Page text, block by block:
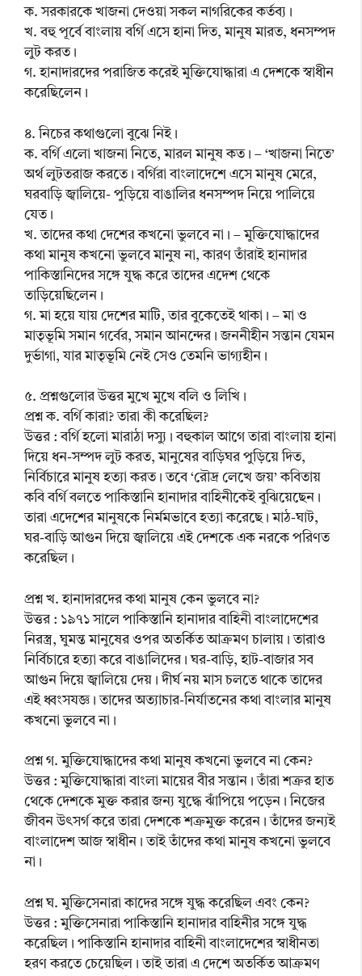
ক. সরকারকে খাজনা দেওয়া সকল নাগরিকের কর্তব্য।
খ. বহু পূর্বে বাংলায় বর্গি এসে হানা দিত, মানুষ মারত, ধনসম্পদ
লুট করত।
গ. হানাদারদের পরাজিত করেই মুক্তিযোদ্ধারা এ দেশকে স্বাধীন
করেছিলেন।
৪. নিচের কথাগুলো বুঝে নিই।
ক. বর্গি এলো খাজনা নিতে, মারল মানুষ কত। – ‘খাজনা নিতে’
অর্থ লুটতরাজ করতে। বর্গিরা বাংলাদেশে এসে মানুষ মেরে,
ঘরবাড়ি জ্বালিয়ে- পুড়িয়ে বাঙালির ধনসম্পদ নিয়ে পালিয়ে
যেত।
খ. তাদের কথা দেশের কখনো ভুলবে না। – মুক্তিযোদ্ধাদের
কথা মানুষ কখনো ভুলবে মানুষ না, কারণ তাঁরাই হানাদার
পাকিস্তানিদের সঙ্গে যুদ্ধ করে তাদের এদেশ থেকে
তাড়িয়েছিলেন।
গ. মা হয়ে যায় দেশের মাটি, তার বুকেতেই থাকা। – মা ও
মাতৃভূমি সমান গর্বের, সমান আনন্দের। জননীহীন সন্তান যেমন
দুর্ভাগা, যার মাতৃভূমি নেই সেও তেমনি ভাগ্যহীন।
৫. প্রশ্নগুলোর উত্তর মুখে মুখে বলি ও লিখি।
প্রশ্ন ক. বর্গি কারা? তারা কী করেছিল?
উত্তর : বর্গি হলো মারাঠা দস্যু। বহুকাল আগে তারা বাংলায় হানা
দিয়ে ধন-সম্পদ লুট করত, মানুষের বাড়িঘর পুড়িয়ে দিত,
নির্বিচারে মানুষ হত্যা করত। তবে ‘রৌদ্র লেখে জয়’ কবিতায়
কবি বর্গি বলতে পাকিস্তানি হানাদার বাহিনীকেই বুঝিয়েছেন।
তারা এদেশের মানুষকে নির্মমভাবে হত্যা করেছে। মাঠ-ঘাট,
ঘর-বাড়ি আগুন দিয়ে জ্বালিয়ে এই দেশকে এক নরকে পরিণত
করেছিল।
প্রশ্ন খ. হানাদারদের কথা মানুষ কেন ভুলবে না?
উত্তর : ১৯৭১ সালে পাকিস্তানি হানাদার বাহিনী বাংলাদেশের
নিরস্ত্র, ঘুমন্ত মানুষের ওপর অতর্কিত আক্রমণ চালায়। তারাও
নির্বিচারে হত্যা করে বাঙালিদের। ঘর-বাড়ি, হাট-বাজার সব
আগুন দিয়ে জ্বালিয়ে দেয়। দীর্ঘ নয় মাস চলতে থাকে তাদের
এই ধ্বংসযজ্ঞ। তাদের অত্যাচার-নির্যাতনের কথা বাংলার মানুষ
কখনো ভুলবে না।
প্রশ্ন গ. মুক্তিযোদ্ধাদের কথা মানুষ কখনো ভুলবে না কেন?
উত্তর : মুক্তিযোদ্ধারা বাংলা মায়ের বীর সন্তান। তাঁরা শত্রুর হাত
থেকে দেশকে মুক্ত করার জন্য যুদ্ধে ঝাঁপিয়ে পড়েন। নিজের
জীবন উৎসর্গ করে তারা দেশকে শত্রুমুক্ত করেন। তাঁদের জন্যই
বাংলাদেশ আজ স্বাধীন। তাই তাঁদের কথা মানুষ কখনো ভুলবে
না।
প্রশ্ন ঘ. মুক্তিসেনারা কাদের সঙ্গে যুদ্ধ করেছিল এবং কেন?
উত্তর : মুক্তিসেনারা পাকিস্তানি হানাদার বাহিনীর সঙ্গে যুদ্ধ
করেছিল। পাকিস্তানি হানাদার বাহিনী বাংলাদেশের স্বাধীনতা
হরণ করতে চেয়েছিল। তাই তারা এ দেশে অতর্কিত আক্রমণ